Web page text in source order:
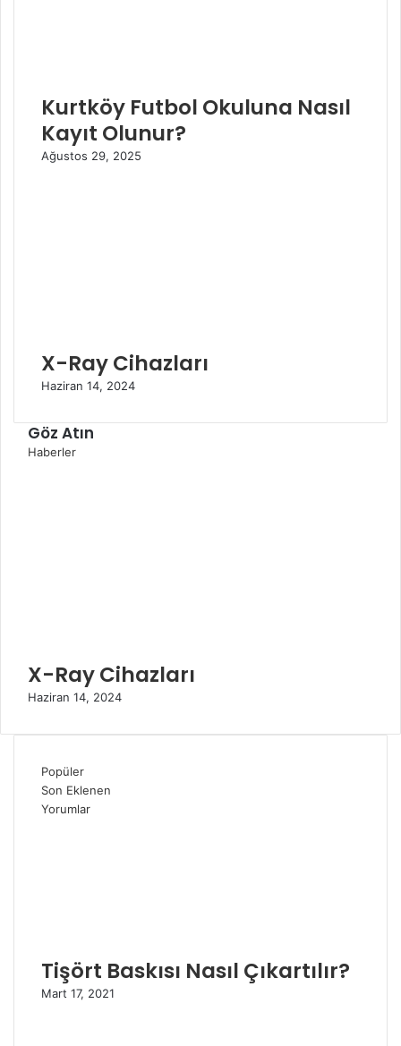
Kurtköy Futbol Okuluna Nasıl
Kayıt Olunur?
Ağustos 29, 2025
X-Ray Cihazları
Haziran 14, 2024
Göz Atın
K
Haberler
X-Ray Cihazları
Haziran 14, 2024
Popüler
Son Eklenen
Yorumlar
Tişört Baskısı Nasıl Çıkartılır?
Mart 17, 2021